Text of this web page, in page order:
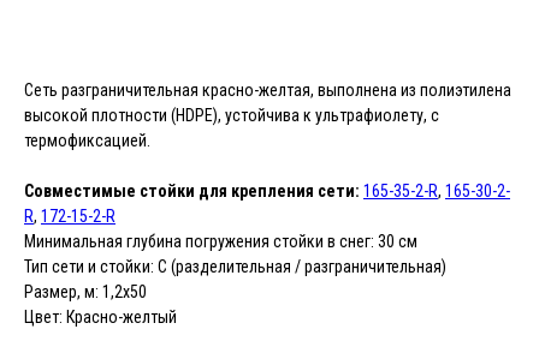
Сеть разграничительная красно-желтая, выполнена из полиэтилена
высокой плотности (HDPE), устойчива к ультрафиолету, с
термофиксацией.
Совместимые стойки для крепления сети: 165-35-2-R, 165-30-2-
R, 172-15-2-R
Минимальная глубина погружения стойки в снег: 30 см
Тип сети и стойки: C (разделительная / разграничительная)
Размер, м: 1,2x50
Цвет: Красно-желтый